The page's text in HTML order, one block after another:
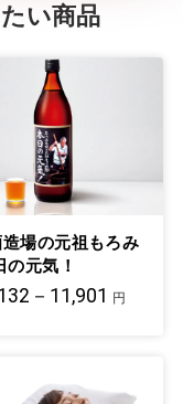
い商品
場の元祖もろみ
の元気！
－11,901 円